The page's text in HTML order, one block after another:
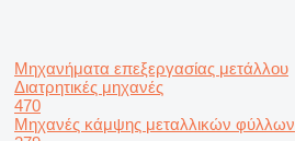
Μηχανήματα επεξεργασίας μετάλλου
Διατρητικές μηχανές
470
Μηχανές κάμψης μεταλλικών φύλλων